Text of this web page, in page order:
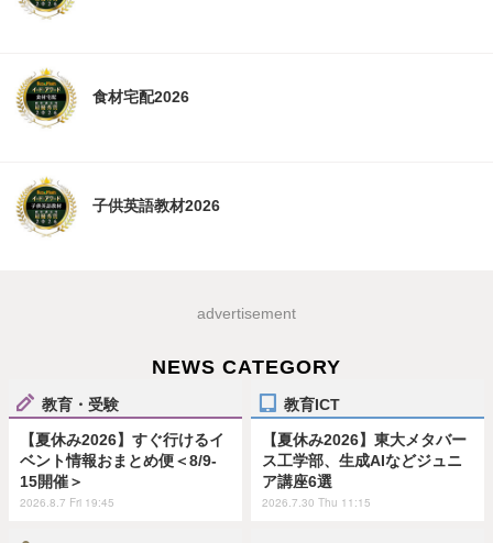
食材宅配2026
子供英語教材2026
advertisement
NEWS CATEGORY
教育・受験
【夏休み2026】すぐ行けるイ
ベント情報おまとめ便＜8/9-
15開催＞
2026.8.7 Fri 19:45
教育ICT
【夏休み2026】東大メタバー
ス工学部、生成AIなどジュニ
ア講座6選
2026.7.30 Thu 11:15